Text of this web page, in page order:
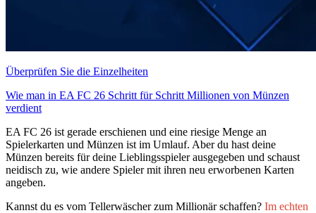
Überprüfen Sie die Einzelheiten
Wie man in EA FC 26 Schritt für Schritt Millionen von Münzen
verdient
EA FC 26 ist gerade erschienen und eine riesige Menge an
Spielerkarten und Münzen ist im Umlauf. Aber du hast deine
Münzen bereits für deine Lieblingsspieler ausgegeben und schaust
neidisch zu, wie andere Spieler mit ihren neu erworbenen Karten
angeben.
Kannst du es vom Tellerwäscher zum Millionär schaffen? Im echten